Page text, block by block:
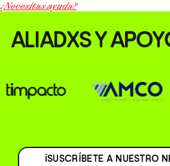
¿Necesitas ayuda?
ALIADXS Y
¡SUSCRÍBETE A NUESTRO